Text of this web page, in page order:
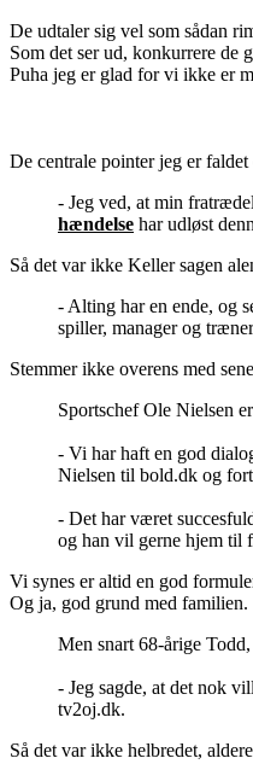
De udtaler sig vel som sådan
Som det ser ud, konkurrere de
Puha jeg er glad for vi ikke er
De centrale pointer jeg er faldet
- Jeg ved, at min
hændelse har udløst
Så det var ikke Keller sagen
- Alting har en ende, og
spiller, manager og
Stemmer ikke overens med
Sportschef Ole Nielsen
- Vi har haft en god
Nielsen til bold.dk og
- Det har været
og han vil gerne hjem til
Vi synes er altid en god
Og ja, god grund med familien.
Men snart 68-årige
- Jeg sagde, at det nok
tv2oj.dk.
Så det var ikke helbredet,